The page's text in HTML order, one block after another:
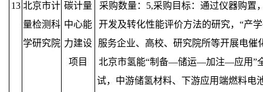
13 北京市计
量检测科
学研究院
碳计量
中心能
力建设
项目
采购数量：5,采购目标：通过仪器购置
开发及转化性能评价方法的研究，“产
服务企业、高校、研究院所等开展电催
北京市氢能“制备—储运—加注—应用”
试，中游储氢材料、下游应用端燃料电